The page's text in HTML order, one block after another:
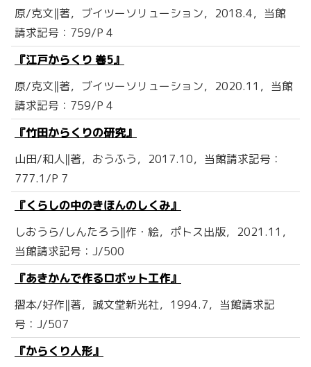
原/克文‖著，ブイツーソリューション，2018.4，当館
請求記号：759/P 4
『江戸からくり 巻5』
原/克文‖著，ブイツーソリューション，2020.11，当館
請求記号：759/P 4
『竹田からくりの研究』
山田/和人‖著，おうふう，2017.10，当館請求記号：
777.1/P 7
『くらしの中のきほんのしくみ』
しおうら/しんたろう‖作・絵，ポトス出版，2021.11，
当館請求記号：J/500
『あきかんで作るロボット工作』
摺本/好作‖著，誠文堂新光社，1994.7，当館請求記
号：J/507
『からくり人形』